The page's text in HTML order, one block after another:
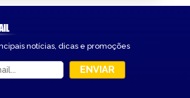
notícias, dicas e promoções